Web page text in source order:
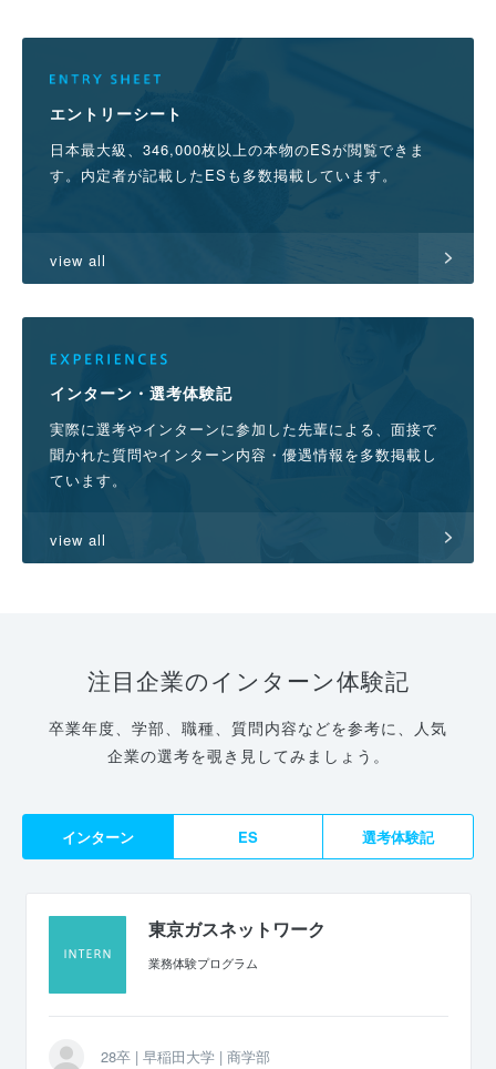
エントリーシート
日本最大級、346,000枚以上の本物のESが閲覧できま
す。内定者が記載したESも多数掲載しています。
view all
インターン・選考体験記
実際に選考やインターンに参加した先輩による、面接で
聞かれた質問やインターン内容・優遇情報を多数掲載し
ています。
view all
注目企業のインターン体験記
卒業年度、学部、職種、質問内容などを参考に、人気
企業の選考を覗き見してみましょう。
インターン ES 選考体験記
東京ガスネットワーク
業務体験プログラム
28卒 | 早稲田大学 | 商学部